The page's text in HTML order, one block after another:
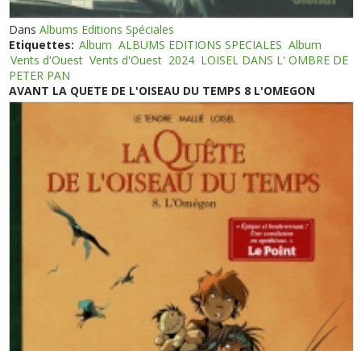
DansAlbums Editions Spéciales
Etiquettes: Album ALBUMS EDITIONS SPECIALES Album
Vents d'Ouest Vents d'Ouest 2024 LOISEL DANS L' OMBRE DE
PETER PAN
AVANT LA QUETE DE L'OISEAU DU TEMPS 8 L'OMEGON